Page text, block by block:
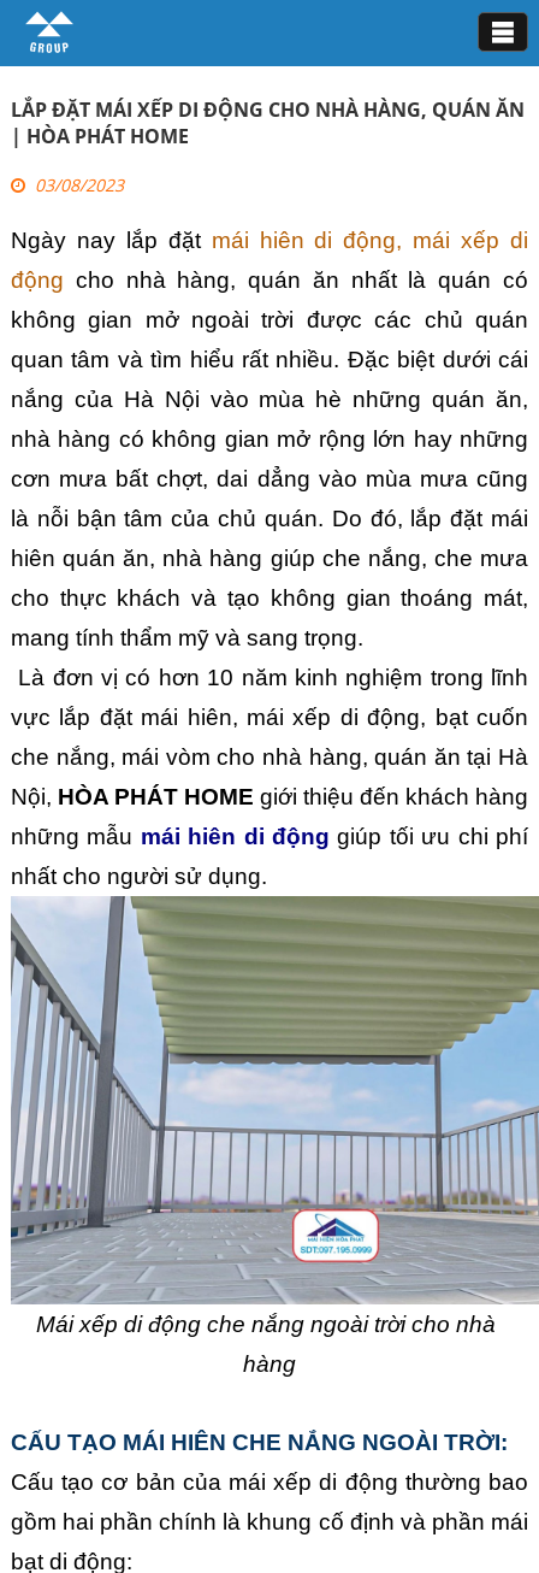
LẮP ĐẶT MÁI XẾP DI ĐỘNG CHO NHÀ HÀNG, QUÁN ĂN
| HÒA PHÁT HOME
03/08/2023
Ngày nay lắp đặt mái hiên di động, mái xếp di
động cho nhà hàng, quán ăn nhất là quán có
không gian mở ngoài trời được các chủ quán
quan tâm và tìm hiểu rất nhiều. Đặc biệt dưới cái
nắng của Hà Nội vào mùa hè những quán ăn,
nhà hàng có không gian mở rộng lớn hay những
cơn mưa bất chợt, dai dẳng vào mùa mưa cũng
là nỗi bận tâm của chủ quán. Do đó, lắp đặt mái
hiên quán ăn, nhà hàng giúp che nắng, che mưa
cho thực khách và tạo không gian thoáng mát,
mang tính thẩm mỹ và sang trọng.
Là đơn vị có hơn 10 năm kinh nghiệm trong lĩnh
vực lắp đặt mái hiên, mái xếp di động, bạt cuốn
che nắng, mái vòm cho nhà hàng, quán ăn tại Hà
Nội, HÒA PHÁT HOME giới thiệu đến khách hàng
những mẫu mái hiên di động giúp tối ưu chi phí
nhất cho người sử dụng.
Mái xếp di động che nắng ngoài trời cho nhà
hàng
CẤU TẠO MÁI HIÊN CHE NẮNG NGOÀI TRỜI:
Cấu tạo cơ bản của mái xếp di động thường bao
gồm hai phần chính là khung cố định và phần mái
bạt di động: